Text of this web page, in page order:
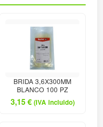
BRIDA 3,6X300MM
BLANCO 100 PZ
3,15€ (IVA incluido)